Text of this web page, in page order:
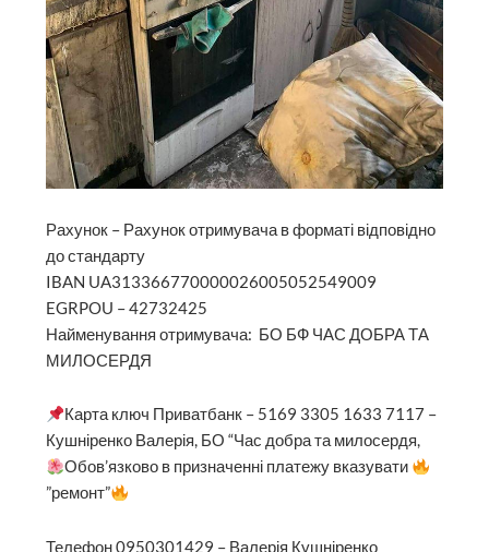
Рахунок – Рахунок отримувача в форматі відповідно
до стандарту
IBAN UA313366770000026005052549009
EGRPOU – 42732425
Найменування отримувача: БО БФ ЧАС ДОБРА ТА
МИЛОСЕРДЯ
Карта ключ Приватбанк – 5169 3305 1633 7117 –
Кушніренко Валерія, БО “Час добра та милосердя,
Обов’язково в призначенні платежу вказувати
”ремонт”
Телефон 0950301429 – Валерія Кушніренко